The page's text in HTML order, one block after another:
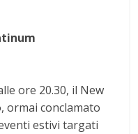
ore 20.30, il New
ormai conclamato
estivi targati